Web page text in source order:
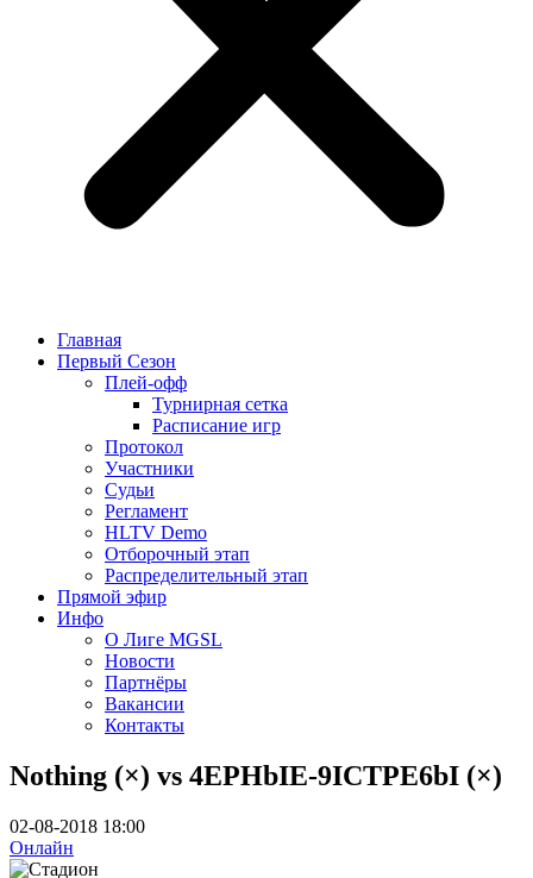
Главная
Первый Сезон
Плей-офф
Турнирная сетка
Расписание игр
Протокол
Участники
Судьи
Регламент
HLTV Demo
Отборочный этап
Распределительный этап
Прямой эфир
Инфо
О Лиге MGSL
Новости
Партнёры
Вакансии
Контакты
Nothing (×) vs 4EPHbIE-9ICTPE6bI (×)
02-08-2018 18:00
Онлайн